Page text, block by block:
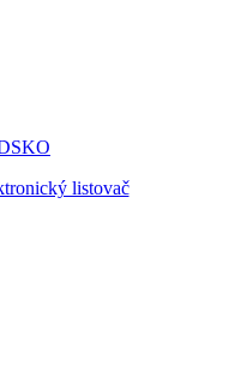
listovač